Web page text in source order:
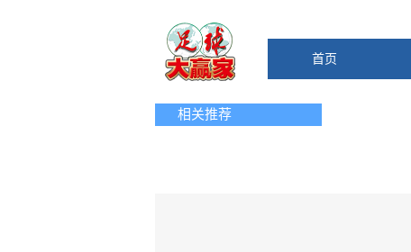
首页
相关推荐